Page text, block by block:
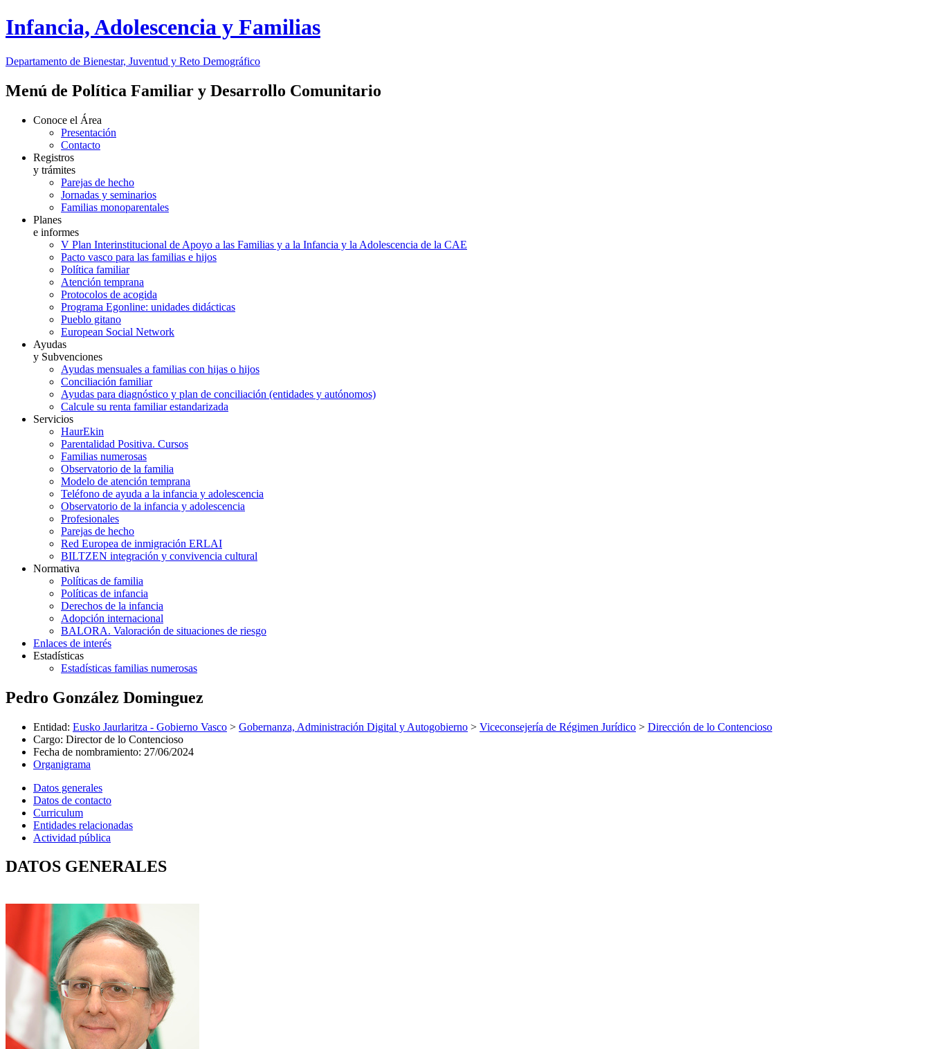
Infancia, Adolescencia y Familias
Departamento de Bienestar, Juventud y Reto Demográfico
Menú de Política Familiar y Desarrollo Comunitario
Conoce el Área
Presentación
Contacto
Registros
y trámites
Parejas de hecho
Jornadas y seminarios
Familias monoparentales
Planes
e informes
V Plan Interinstitucional de Apoyo a las Familias y a la Infancia y la Adolescencia de la CAE
Pacto vasco para las familias e hijos
Política familiar
Atención temprana
Protocolos de acogida
Programa Egonline: unidades didácticas
Pueblo gitano
European Social Network
Ayudas
y Subvenciones
Ayudas mensuales a familias con hijas o hijos
Conciliación familiar
Ayudas para diagnóstico y plan de conciliación (entidades y autónomos)
Calcule su renta familiar estandarizada
Servicios
HaurEkin
Parentalidad Positiva. Cursos
Familias numerosas
Observatorio de la familia
Modelo de atención temprana
Teléfono de ayuda a la infancia y adolescencia
Observatorio de la infancia y adolescencia
Profesionales
Parejas de hecho
Red Europea de inmigración ERLAI
BILTZEN integración y convivencia cultural
Normativa
Políticas de familia
Políticas de infancia
Derechos de la infancia
Adopción internacional
BALORA. Valoración de situaciones de riesgo
Enlaces de interés
Estadísticas
Estadísticas familias numerosas
Pedro González Dominguez
Entidad: Eusko Jaurlaritza - Gobierno Vasco > Gobernanza, Administración Digital y Autogobierno > Viceconsejería de Régimen Jurídico > Dirección de lo Contencioso
Cargo: Director de lo Contencioso
Fecha de nombramiento: 27/06/2024
Organigrama
Datos generales
Datos de contacto
Curriculum
Entidades relacionadas
Actividad pública
DATOS GENERALES